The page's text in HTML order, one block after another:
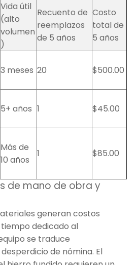
Vida útil
(alto
volumen
)
Recuento de
reemplazos
de 5 años
Costo
total de
5 años
3 meses 20 $500.00
5+ años 1 $45.00
Más de
10 años
1 $85.00
de mano de obra y
generan costos
dedicado al
se traduce
de nómina. El